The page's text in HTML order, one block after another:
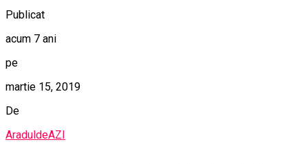
Publicat
acum 7 ani
pe
martie 15, 2019
De
AraduldeAZI